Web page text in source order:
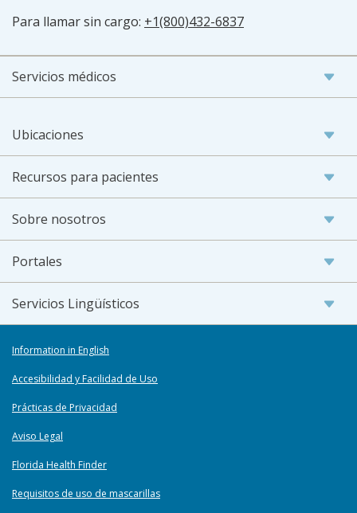
Para llamar sin cargo: +1(800)432-6837
Servicios médicos
Ubicaciones
Recursos para pacientes
Sobre nosotros
Portales
Servicios Lingüísticos
Information in English
Accesibilidad y Facilidad de Uso
Prácticas de Privacidad
Aviso Legal
Florida Health Finder
Requisitos de uso de mascarillas